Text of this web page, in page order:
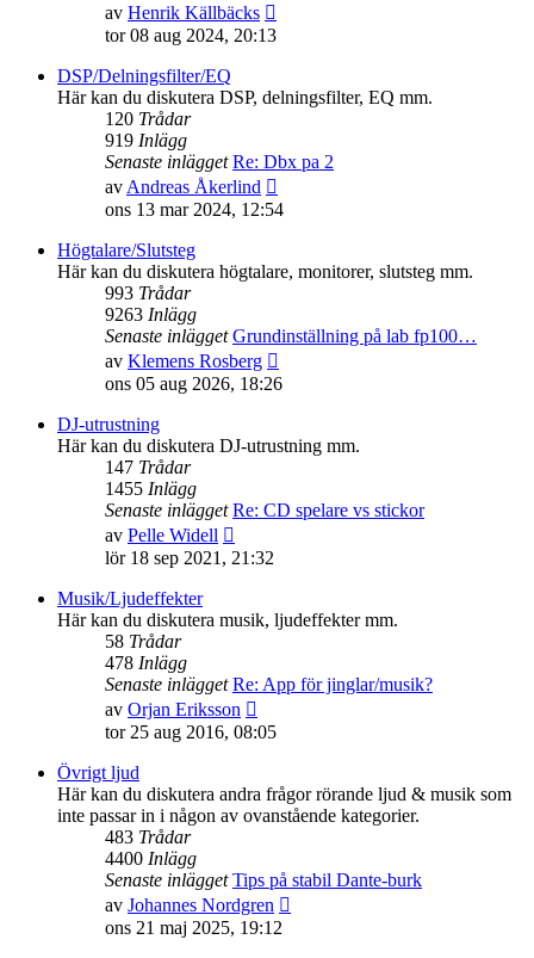
av Henrik Källbäcks
inlägget
tor 08 aug 2024, 20:13
DSP/Delningsfilter/EQ
Här kan du diskutera DSP, delningsfilter, EQ mm.
120 Trådar
919 Inlägg
Senaste inlägget Re: Dbx pa 2
av Andreas Åkerlind
till
inlägget
ons 13 mar 2024, 12:54
Högtalare/Slutsteg
Här kan du diskutera högtalare, monitorer, slutsteg mm.
993 Trådar
9263 Inlägg
Senaste inlägget Grundinställning på lab fp100…
av Klemens Rosberg
till
inlägget
ons 05 aug 2026, 18:26
DJ-utrustning
Här kan du diskutera DJ-utrustning mm.
147 Trådar
1455 Inlägg
Senaste inlägget Re: CD spelare vs stickor
av Pelle Widell
till
inlägget
lör 18 sep 2021, 21:32
Musik/Ljudeffekter
Här kan du diskutera musik, ljudeffekter mm.
58 Trådar
478 Inlägg
Senaste inlägget Re: App för jinglar/musik?
av Orjan Eriksson
till
inlägget
tor 25 aug 2016, 08:05
Övrigt ljud
Här kan du diskutera andra frågor rörande ljud & musik som
inte passar in i någon av ovanstående kategorier.
483 Trådar
4400 Inlägg
Senaste inlägget Tips på stabil Dante-burk
av Johannes Nordgren
ons 21 maj 2025, 19:12